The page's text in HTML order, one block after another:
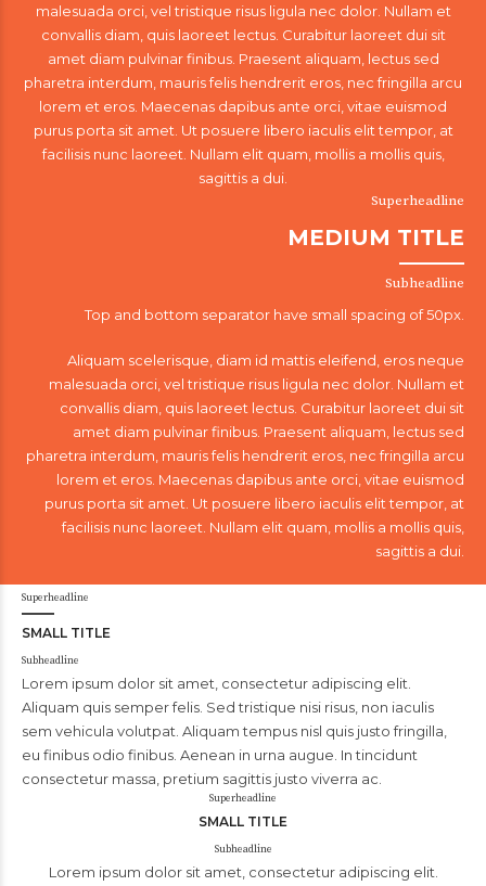
malesuada orci, vel tristique risus ligula nec dolor. Nullam et
convallis diam, quis laoreet lectus. Curabitur laoreet dui sit
amet diam pulvinar finibus. Praesent aliquam, lectus sed
pharetra interdum, mauris felis hendrerit eros, nec fringilla arcu
lorem et eros. Maecenas dapibus ante orci, vitae euismod
purus porta sit amet. Ut posuere libero iaculis elit tempor, at
facilisis nunc laoreet. Nullam elit quam, mollis a mollis quis,
sagittis a dui.
Superheadline
MEDIUM TITLE
Subheadline
Top and bottom separator have small spacing of 50px.
Aliquam scelerisque, diam id mattis eleifend, eros neque
malesuada orci, vel tristique risus ligula nec dolor. Nullam et
convallis diam, quis laoreet lectus. Curabitur laoreet dui sit
amet diam pulvinar finibus. Praesent aliquam, lectus sed
pharetra interdum, mauris felis hendrerit eros, nec fringilla arcu
lorem et eros. Maecenas dapibus ante orci, vitae euismod
purus porta sit amet. Ut posuere libero iaculis elit tempor, at
facilisis nunc laoreet. Nullam elit quam, mollis a mollis quis,
sagittis a dui.
Superheadline
SMALL TITLE
Subheadline
Lorem ipsum dolor sit amet, consectetur adipiscing elit.
Aliquam quis semper felis. Sed tristique nisi risus, non iaculis
sem vehicula volutpat. Aliquam tempus nisl quis justo fringilla,
eu finibus odio finibus. Aenean in urna augue. In tincidunt
consectetur massa, pretium sagittis justo viverra ac.
Superheadline
SMALL TITLE
Subheadline
Lorem ipsum dolor sit amet, consectetur adipiscing elit.